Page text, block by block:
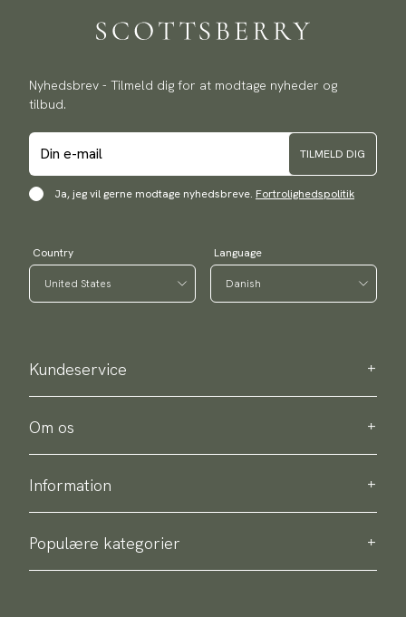
Nyhedsbrev - Tilmeld dig for at modtage nyheder og
tilbud.
TILMELD DIG
Ja, jeg vil gerne modtage nyhedsbreve. Fortrolighedspolitik
Country Language
Kundeservice
Kontakt os
Bestellinformation
Om os
Om Scottsberry
Bæredygtighed
Persondatapolitik
Om vores produkter
Information
Levering
Retur & bytte
Købsbetingelser
Populære kategorier
Slips